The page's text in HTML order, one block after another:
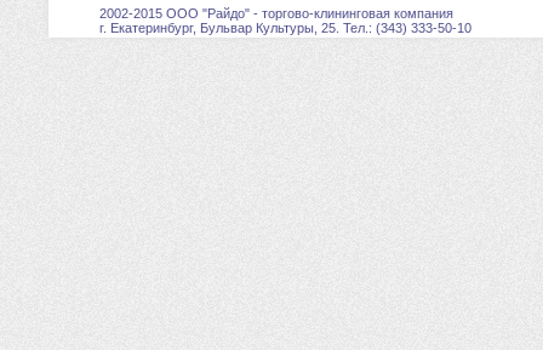
2002-2015 ООО "Райдо" - торгово-клининговая компания
г. Екатеринбург, Бульвар Культуры, 25. Тел.: (343) 333-50-10